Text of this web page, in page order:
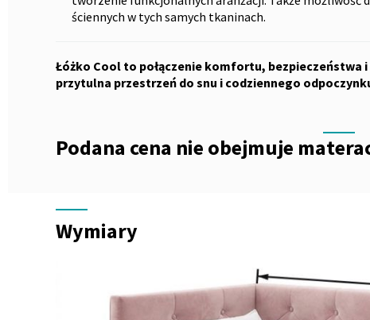
ściennych w tych samych tkaninach.
Łóżko Cool to połączenie komfortu, bezpieczeństwa
przytulna przestrzeń do snu i codziennego
Podana cena nie obejmuje
Wymiary